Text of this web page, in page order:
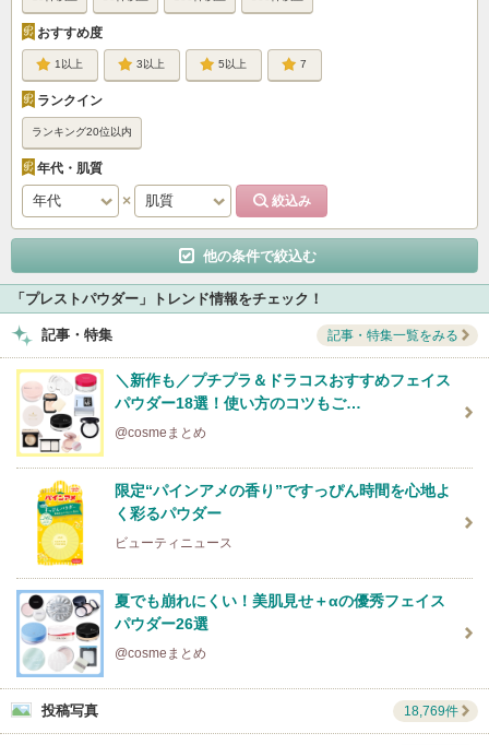
おすすめ度
1 3 5 7
ランクイン
ランキング20位以内
年代・肌質
他の条件で絞込む
「プレストパウダー」トレンド情報をチェック！
記事・特集 記事・特集一覧をみる
＼新作も／プチプラ＆ドラコスおすすめフェイス
パウダー18選！使い方のコツもご…
@cosmeまとめ
限定“パインアメの香り”ですっぴん時間を心地よ
く彩るパウダー
ビューティニュース
夏でも崩れにくい！美肌見せ＋αの優秀フェイス
パウダー26選
@cosmeまとめ
投稿写真 18,769件